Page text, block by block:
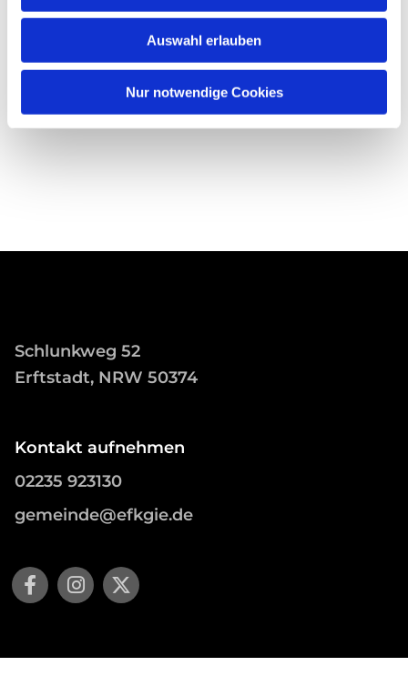
Auswahl erlauben
Nur notwendige Cookies
Schlunkweg 52
Erftstadt, NRW 50374
Kontakt aufnehmen
02235 923130
gemeinde@efkgie.de